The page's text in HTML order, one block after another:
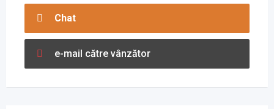
Chat
e-mail către vânzător